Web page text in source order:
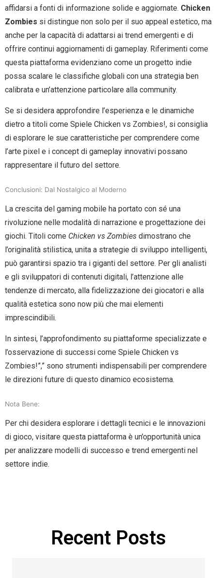
affidarsi a fonti di informazione solide e aggiornate. Chicken
Zombies si distingue non solo per il suo appeal estetico, ma
anche per la capacità di adattarsi ai trend emergenti e di
offrire continui aggiornamenti di gameplay. Riferimenti come
questa piattaforma evidenziano come un progetto indie
possa scalare le classifiche globali con una strategia ben
calibrata e un’attenzione particolare alla community.
Se si desidera approfondire l’esperienza e le dinamiche
dietro a titoli come Spiele Chicken vs Zombies!, si consiglia
di esplorare le sue caratteristiche per comprendere come
l’arte pixel e i concept di gameplay innovativi possano
rappresentare il futuro del settore.
Conclusioni: Dal Nostalgico al Moderno
La crescita del gaming mobile ha portato con sé una
rivoluzione nelle modalità di narrazione e progettazione dei
giochi. Titoli come Chicken vs Zombies dimostrano che
l’originalità stilistica, unita a strategie di sviluppo intelligenti,
può garantirsi spazio tra i giganti del settore. Per gli analisti
e gli sviluppatori di contenuti digitali, l’attenzione alle
tendenze di mercato, alla fidelizzazione dei giocatori e alla
qualità estetica sono now più che mai elementi
imprescindibili.
In sintesi, l’approfondimento su piattaforme specializzate e
l’osservazione di successi come Spiele Chicken vs
Zombies!”,” sono strumenti indispensabili per comprendere
le direzioni future di questo dinamico ecosistema.
Nota Bene:
Per chi desidera esplorare i dettagli tecnici e le innovazioni
di gioco, visitare questa piattaforma è un’opportunità unica
per analizzare modelli di successo e trend emergenti nel
settore indie.
Recent Posts